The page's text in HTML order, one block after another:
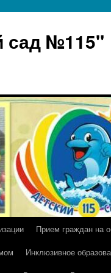
сад №115"
Прием граждан на
Инклюзивное